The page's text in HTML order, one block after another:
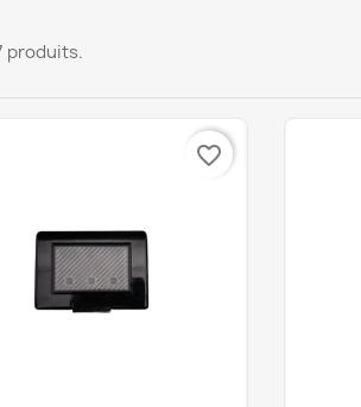
produits.
favorite_border